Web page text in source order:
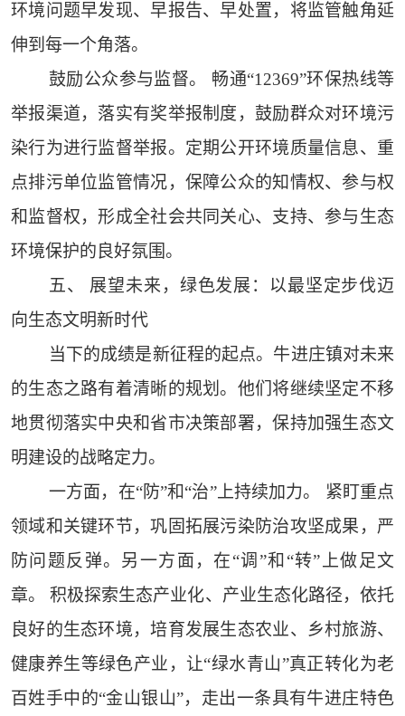
环境问题早发现、早报告、早处置，将监管触角延
伸到每一个角落。
鼓励公众参与监督。 畅通“12369”环保热线等
举报渠道，落实有奖举报制度，鼓励群众对环境污
染行为进行监督举报。定期公开环境质量信息、重
点排污单位监管情况，保障公众的知情权、参与权
和监督权，形成全社会共同关心、支持、参与生态
环境保护的良好氛围。
五、 展望未来，绿色发展：以最坚定步伐迈
向生态文明新时代
当下的成绩是新征程的起点。牛进庄镇对未来
的生态之路有着清晰的规划。他们将继续坚定不移
地贯彻落实中央和省市决策部署，保持加强生态文
明建设的战略定力。
一方面，在“防”和“治”上持续加力。 紧盯重点
领域和关键环节，巩固拓展污染防治攻坚成果，严
防问题反弹。另一方面，在“调”和“转”上做足文
章。 积极探索生态产业化、产业生态化路径，依托
良好的生态环境，培育发展生态农业、乡村旅游、
健康养生等绿色产业，让“绿水青山”真正转化为老
百姓手中的“金山银山”，走出一条具有牛进庄特色